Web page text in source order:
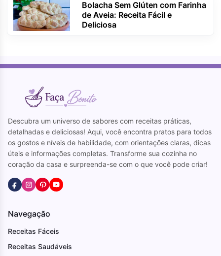
Bolacha Sem Glúten com Farinha
de Aveia: Receita Fácil e
Deliciosa
Descubra um universo de sabores com receitas práticas,
detalhadas e deliciosas! Aqui, você encontra pratos para todos
os gostos e níveis de habilidade, com orientações claras, dicas
úteis e informações completas. Transforme sua cozinha no
coração da casa e surpreenda-se com o que você pode criar!
Navegação
Receitas Fáceis
Receitas Saudáveis